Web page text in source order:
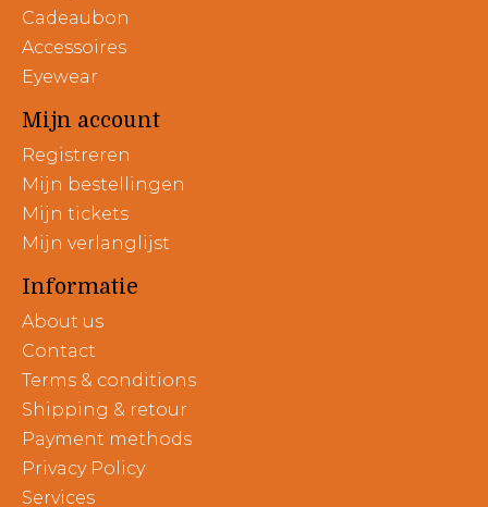
Cadeaubon
Accessoires
Eyewear
Mijn account
Registreren
Mijn bestellingen
Mijn tickets
Mijn verlanglijst
Informatie
About us
Contact
Terms & conditions
Shipping & retour
Payment methods
Privacy Policy
Services